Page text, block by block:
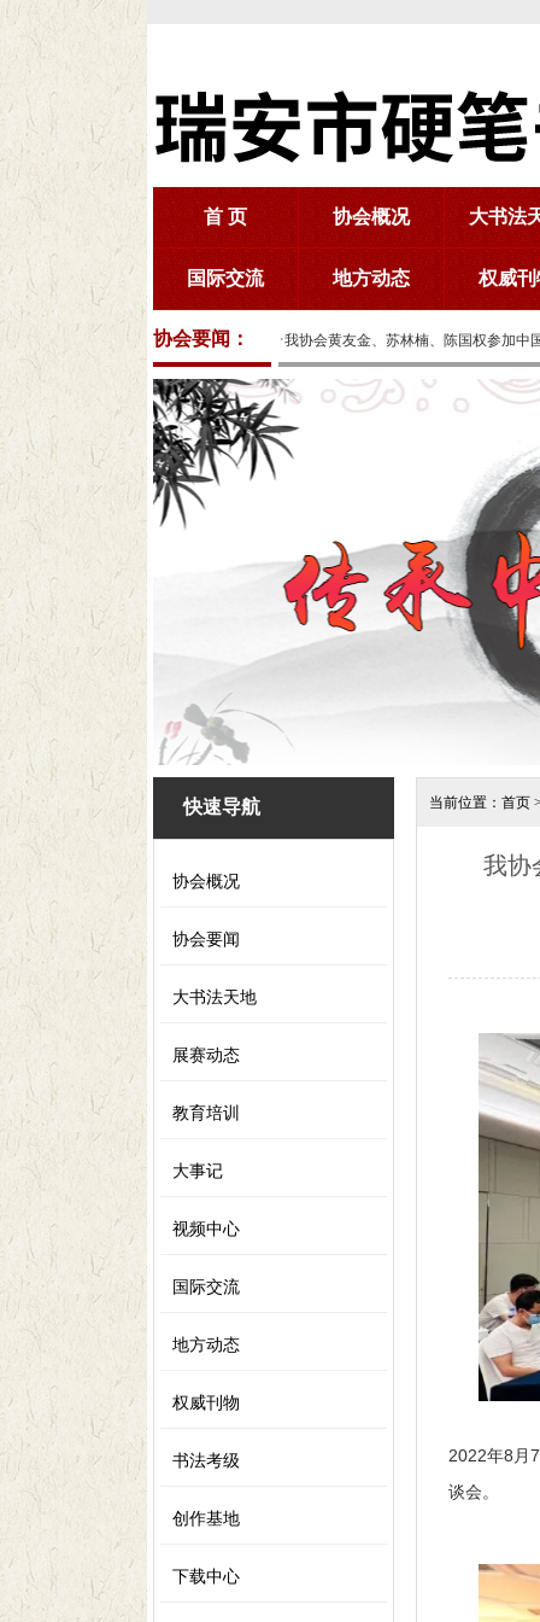
首 页 协会概况 大书法
国际交流 地方动态 权威刊
协会要闻： ·我协会黄友金、苏林楠、陈国权参加中
第三届第五次会员代表大会召开·我协
快速导航
协会概况
协会要闻
大书法天地
展赛动态
教育培训
大事记
视频中心
国际交流
地方动态
权威刊物
书法考级
创作基地
下载中心
当前位置： 首页
我协
2022年8月
谈会。